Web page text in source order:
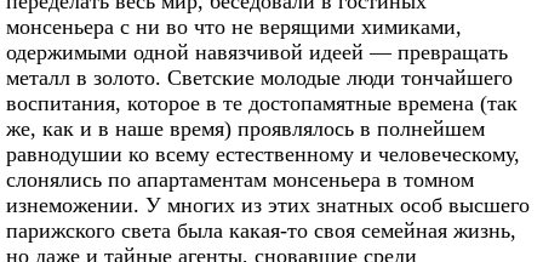
монсеньера с ни во что не верящими химиками,
одержимыми одной навязчивой идеей — превращать
металл в золото. Светские молодые люди тончайшего
воспитания, которое в те достопамятные времена (так
же, как и в наше время) проявлялось в полнейшем
равнодушии ко всему естественному и человеческому,
слонялись по апартаментам монсеньера в томном
изнеможении. У многих из этих знатных особ высшего
парижского света была какая-то своя семейная жизнь,
но даже и тайные агенты, сновавшие среди